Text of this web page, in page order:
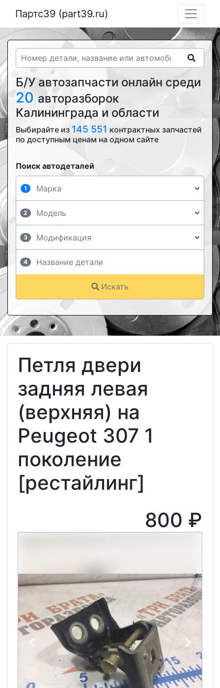
Партс39 (part39.ru)
Б/У автозапчасти онлайн среди
20 авторазборок
Калининграда и области
Выбирайте из 145 551 контрактных запчастей
по доступным ценам на одном сайте
Поиск автодеталей
1
2
3
4
Искать
Петля двери
задняя левая
(верхняя) на
Peugeot 307 1
поколение
[рестайлинг]
800 ₽
Previous Next